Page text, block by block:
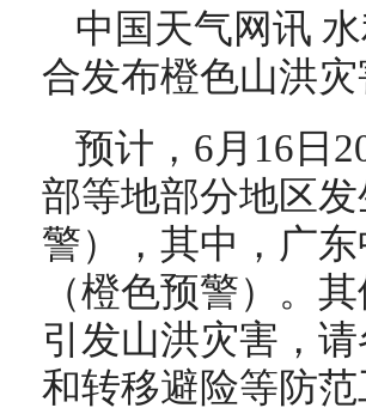
中国天气网讯
合发布橙色山洪
预计，6月16日
部等地部分地区
警），其中，广
（橙色预警）。
引发山洪灾害，
和转移避险等防范